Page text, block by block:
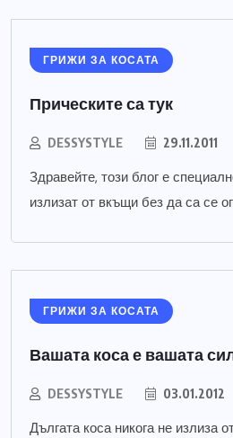
ГРИЖИ ЗА КОСАТА
Прическите са тук
DESSYSTYLE 29.11.2011
Здравейте, този блог е
излизат от вкъщи без да са се
ГРИЖИ ЗА КОСАТА
Вашата коса е вашата
DESSYSTYLE 03.01.2012
Дългата коса никога не излиза